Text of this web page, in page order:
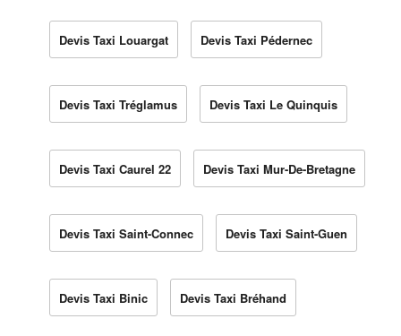
Devis Taxi Louargat Devis Taxi Pédernec
Devis Taxi Tréglamus Devis Taxi Le Quinquis
Devis Taxi Caurel 22 Devis Taxi Mur-De-Bretagne
Devis Taxi Saint-Connec Devis Taxi Saint-Guen
Devis Taxi Binic Devis Taxi Bréhand